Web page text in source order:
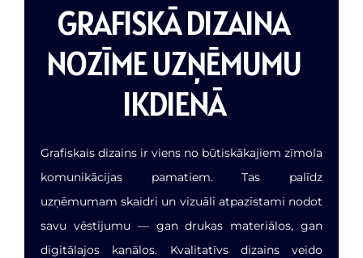
GRAFISKĀDIZAINA
NOZĪMEUZŅĒMUMU
IKDIENĀ
Grafiskais dizains ir viens no būtiskākajiem zīmola
komunikācijas pamatiem. Tas palīdz
uzņēmumam skaidri un vizuāli atpazīstami nodot
savu vēstījumu — gan drukas materiālos, gan
digitālajos kanālos. Kvalitatīvs dizains veido